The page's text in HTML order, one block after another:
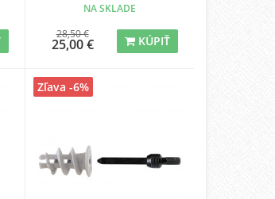
NA SKLADE
28,50 €
25,00 € KÚPIŤ
Zľava -6%